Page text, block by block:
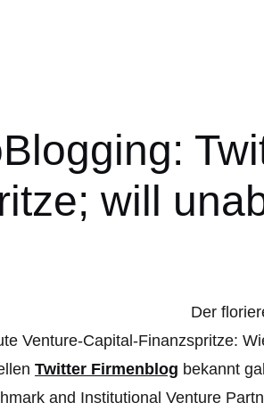
will
Der
Venture-Capital-Finanzspritze:
Twitter Firmenblog bekannt
and Institutional Venture